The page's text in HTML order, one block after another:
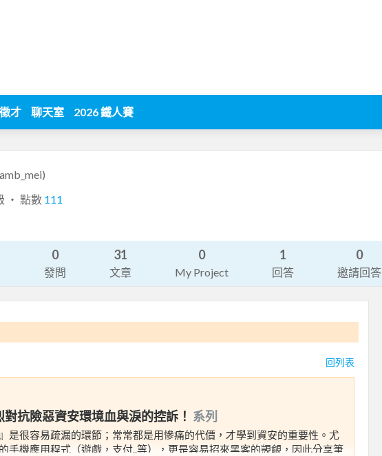
才 聊天室 2026 鐵人賽
‧ 點數 111
0
發問
31
文章
0
My Project
1
回答
0
邀請回答
回列表
抗險惡資安環境血與淚的控訴！ 系列
是很容易疏漏的環節；常常都是用慘痛的代價，才學到資安的重要性。尤
手機應用程式（遊戲，支付..等），更是容易招來黑客的覬覦，因此分享筆